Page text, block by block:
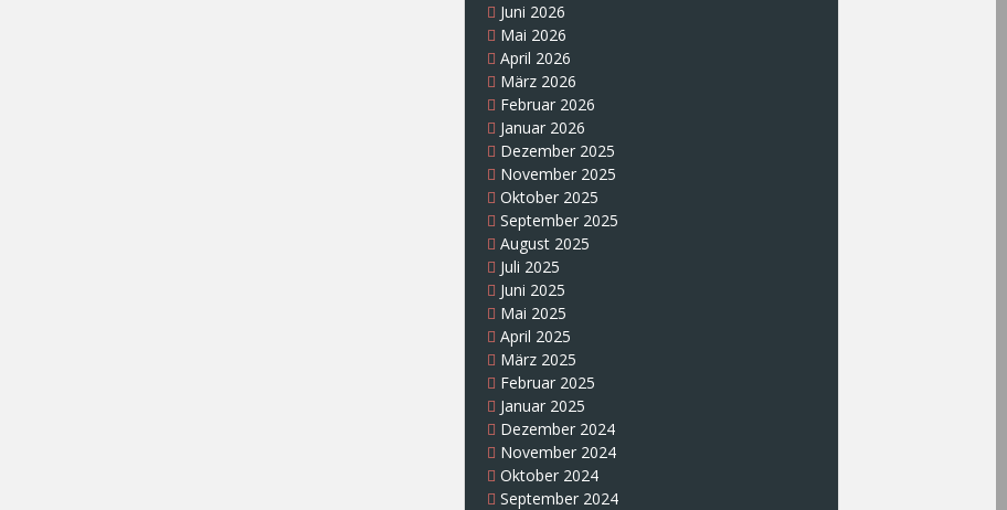
Juni 2026
Mai 2026
April 2026
März 2026
Februar 2026
Januar 2026
Dezember 2025
November 2025
Oktober 2025
September 2025
August 2025
Juli 2025
Juni 2025
Mai 2025
April 2025
März 2025
Februar 2025
Januar 2025
Dezember 2024
November 2024
Oktober 2024
September 2024